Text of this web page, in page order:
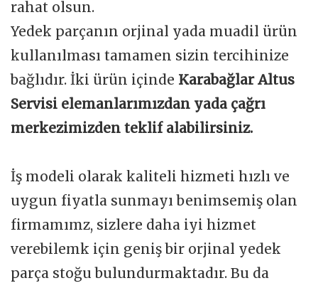
rahat olsun.
Yedek parçanın orjinal yada muadil ürün
kullanılması tamamen sizin tercihinize
bağlıdır. İki ürün içinde Karabağlar Altus
Servisi elemanlarımızdan yada çağrı
merkezimizden teklif alabilirsiniz.
İş modeli olarak kaliteli hizmeti hızlı ve
uygun fiyatla sunmayı benimsemiş olan
firmamımz, sizlere daha iyi hizmet
verebilemk için geniş bir orjinal yedek
parça stoğu bulundurmaktadır. Bu da